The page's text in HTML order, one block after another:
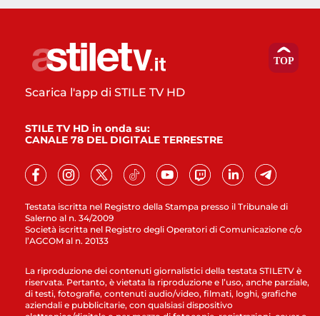
Testata iscritta nel Registro della Stampa presso il Tribunale di
Salerno al n. 34/2009
Società iscritta nel Registro degli Operatori di Comunicazione c/o
l’AGCOM al n. 20133
Scarica l'app di STILE TV HD
STILE TV HD in onda su:
CANALE 78 DEL DIGITALE TERRESTRE
La riproduzione dei contenuti giornalistici della testata STILETV è
riservata. Pertanto, è vietata la riproduzione e l’uso, anche parziale,
di testi, fotografie, contenuti audio/video, filmati, loghi, grafiche
aziendali e pubblicitarie, con qualsiasi dispositivo